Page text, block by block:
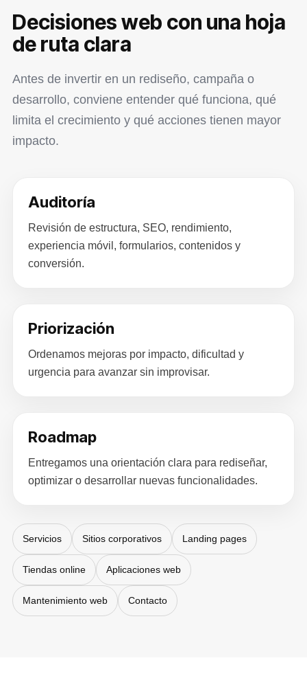
Decisiones web con una hoja
de ruta clara
Antes de invertir en un rediseño, campaña o
desarrollo, conviene entender qué funciona, qué
limita el crecimiento y qué acciones tienen mayor
impacto.
Auditoría
Revisión de estructura, SEO, rendimiento,
experiencia móvil, formularios, contenidos y
conversión.
Priorización
Ordenamos mejoras por impacto, dificultad y
urgencia para avanzar sin improvisar.
Roadmap
Entregamos una orientación clara para rediseñar,
optimizar o desarrollar nuevas funcionalidades.
Servicios Sitios corporativos Landing pages
Tiendas online Aplicaciones web
Mantenimiento web Contacto